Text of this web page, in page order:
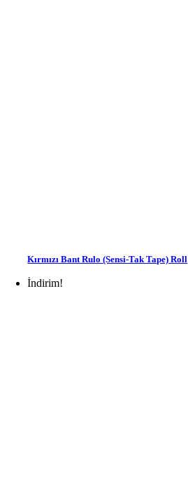
Kırmızı Bant Rulo (Sensi-Tak Tape) Roll
İndirim!